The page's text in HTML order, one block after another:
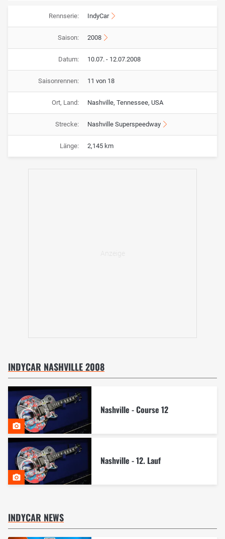
Rennserie: IndyCar
Saison: 2008
Datum: 10.07. - 12.07.2008
Saisonrennen: 11 von 18
Ort, Land: Nashville, Tennessee, USA
Strecke: Nashville Superspeedway
Länge: 2,145 km
INDYCAR NASHVILLE 2008
Nashville - Course 12
Nashville - 12. Lauf
INDYCAR NEWS